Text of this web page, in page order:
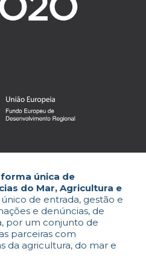
única de
do Mar, Agricultura e
de entrada, gestão e
e denúncias, de
por um conjunto de
parceiras com
da agricultura, do mar e